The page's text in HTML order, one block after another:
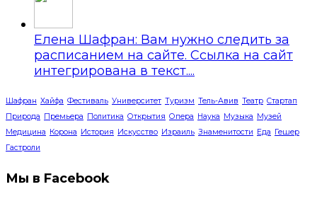
Елена Шафран: Вам нужно следить за
расписанием на сайте. Ссылка на сайт
интегрирована в текст....
Шафран Хайфа Фестиваль Университет Туризм Тель-Авив Театр Стартап
Природа Премьера Политика Открытия Опера Наука Музыка Музей
Медицина Корона История Искусство Израиль Знаменитости Еда Гешер
Гастроли
Мы в Facebook